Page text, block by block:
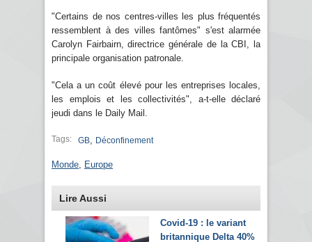
"Certains de nos centres-villes les plus fréquentés
ressemblent à des villes fantômes" s'est alarmée
Carolyn Fairbairn, directrice générale de la CBI, la
principale organisation patronale.
"Cela a un coût élevé pour les entreprises locales,
les emplois et les collectivités", a-t-elle déclaré
jeudi dans le Daily Mail.
Tags: GB Déconfinement
Monde Europe
Lire Aussi
Covid-19 : le variant
britannique Delta 40%